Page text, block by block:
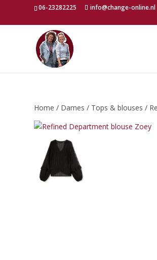
06-23282225
info@change-online.nl
Home / Dames / Tops & blouses /